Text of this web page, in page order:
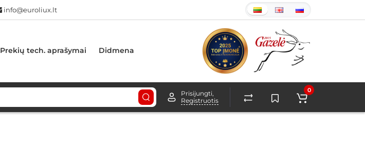
info@euroliux.lt
Prekių tech. aprašymai Didmena
Prisijungti,
Registruotis
0